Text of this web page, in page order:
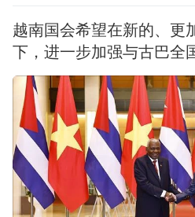
越南国会希望在新的、更
下，进一步加强与古巴全